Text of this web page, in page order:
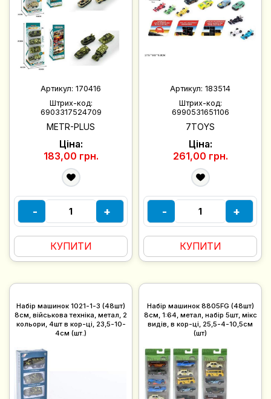
Артикул: 170416
Штрих-код:
6903317524709
METR-PLUS
Ціна:
183,00 грн.
- +
КУПИТИ
Артикул: 183514
Штрих-код:
6990531651106
7TOYS
Ціна:
261,00 грн.
- +
КУПИТИ
Набір машинок 1021-1-3 (48шт)
8см, військова техніка, метал, 2
кольори, 4шт в кор-ці, 23,5-10-
4см (шт.)
Набір машинок 8805FG (48шт)
8см, 1:64, метал, набір 5шт, мікс
видів, в кор-ці, 25,5-4-10,5см
(шт)